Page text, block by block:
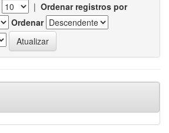
| Ordenar registros por
Ordenar